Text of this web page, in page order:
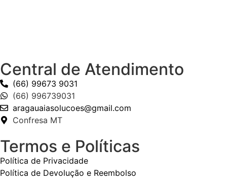
Central de Atendimento
(66) 99673 9031
(66) 996739031
aragauaiasolucoes@gmail.com
Confresa MT
Termos e Políticas
Política de Privacidade
Política de Devolução e Reembolso